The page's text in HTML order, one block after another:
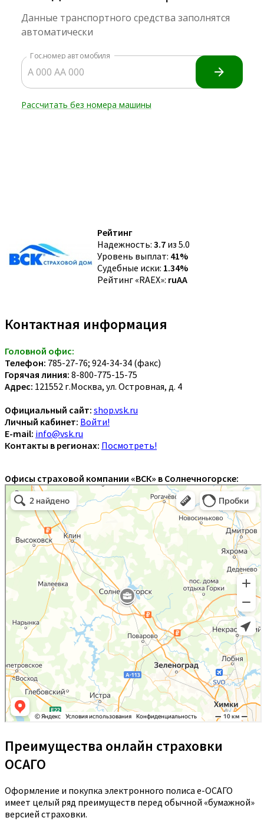
Рейтинг
Надежность: 3.7 из 5.0
Уровень выплат: 41%
Судебные иски: 1.34%
Рейтинг «RAEX»: ruAA
Контактная информация
Головной офис:
Телефон: 785-27-76; 924-34-34 (факс)
Горячая линия: 8-800-775-15-75
Адрес: 121552 г.Москва, ул. Островная, д. 4
Официальный сайт: shop.vsk.ru
Личный кабинет: Войти!
E-mail: info@vsk.ru
Контакты в регионах: Посмотреть!
Офисы страховой компании «ВСК» в Солнечногорске:
Преимущества онлайн страховки
ОСАГО
Оформление и покупка электронного полиса е-ОСАГО
имеет целый ряд преимуществ перед обычной «бумажной»
версией страховки.